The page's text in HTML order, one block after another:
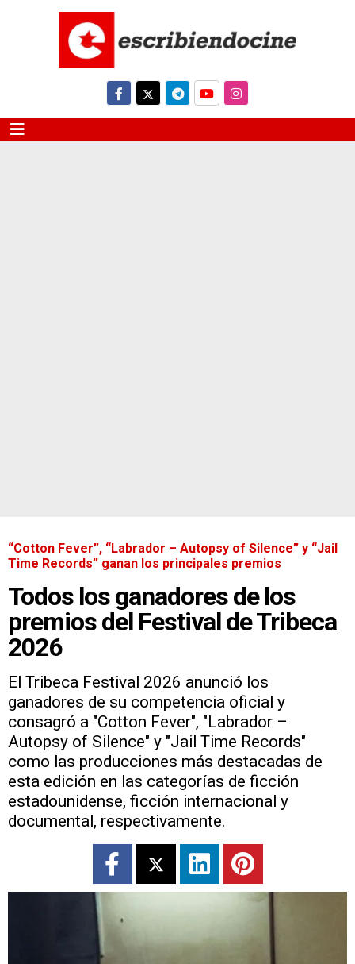
“Cotton Fever”, “Labrador – Autopsy of Silence” y “Jail
Time Records” ganan los principales premios
Todos los ganadores de los
premios del Festival de Tribeca
2026
El Tribeca Festival 2026 anunció los
ganadores de su competencia oficial y
consagró a "Cotton Fever", "Labrador –
Autopsy of Silence" y "Jail Time Records"
como las producciones más destacadas de
esta edición en las categorías de ficción
estadounidense, ficción internacional y
documental, respectivamente.